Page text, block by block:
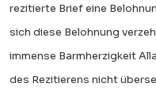
rezitierte Brief eine
sich diese Belohnung
immense Barmherzigkeit
des Rezitierens nicht